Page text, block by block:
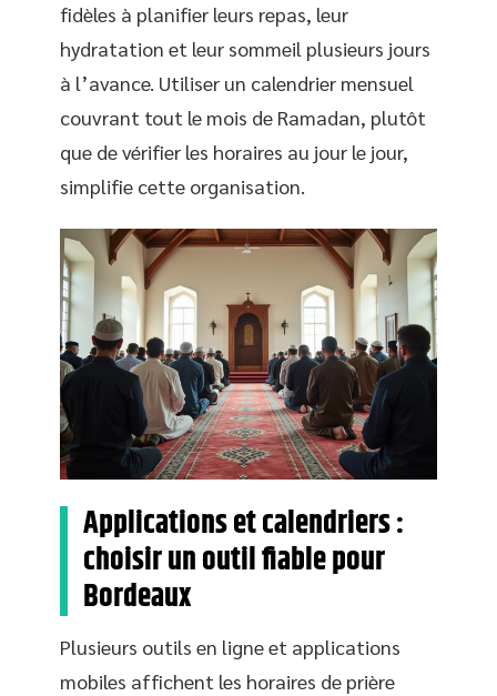
fidèles à planifier leurs repas, leur
hydratation et leur sommeil plusieurs jours
à l’avance. Utiliser un calendrier mensuel
couvrant tout le mois de Ramadan, plutôt
que de vérifier les horaires au jour le jour,
simplifie cette organisation.
Applications et calendriers :
choisir un outil fiable pour
Bordeaux
Plusieurs outils en ligne et applications
mobiles affichent les horaires de prière